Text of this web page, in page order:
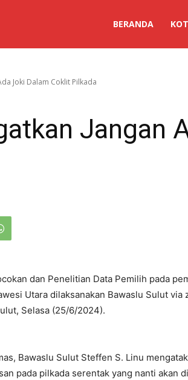
BERANDA
Joki Dalam Coklit Pilkada
Jangan
dan Penelitian Data Pemilih pada
Utara dilaksanakan Bawaslu Sulut via
Selasa (25/6/2024).
Bawaslu Sulut Steffen S. Linu
pada pilkada serentak yang nanti akan